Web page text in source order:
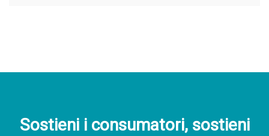
Sostieni i consumatori, sostieni